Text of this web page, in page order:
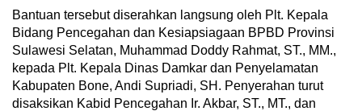
Bantuan tersebut diserahkan langsung oleh Plt. Kepala
Bidang Pencegahan dan Kesiapsiagaan BPBD Provinsi
Sulawesi Selatan, Muhammad Doddy Rahmat, ST., MM.,
kepada Plt. Kepala Dinas Damkar dan Penyelamatan
Kabupaten Bone, Andi Supriadi, SH. Penyerahan turut
disaksikan Kabid Pencegahan Ir. Akbar, ST., MT., dan